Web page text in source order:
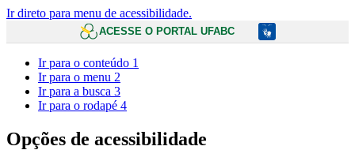
Ir direto para menu de acessibilidade.
ACESSE O PORTAL UFABC
Ir para o conteúdo 1
Ir para o menu 2
Ir para a busca 3
Ir para o rodapé 4
Opções de acessibilidade